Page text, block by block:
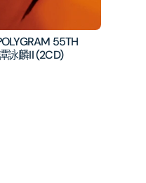
55TH
詠麟II (2CD)